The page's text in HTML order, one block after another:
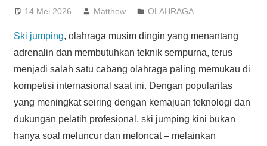
dan14 Mei 2026 Matthew OLAHRAGA
Ski jumping, olahraga musim dingin yang menantang
adrenalin dan membutuhkan teknik sempurna, terus
menjadi salah satu cabang olahraga paling memukau di
kompetisi internasional saat ini. Dengan popularitas
yang meningkat seiring dengan kemajuan teknologi dan
dukungan pelatih profesional, ski jumping kini bukan
hanya soal meluncur dan meloncat – melainkan